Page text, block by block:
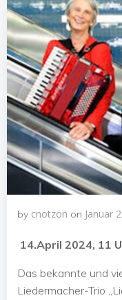
by cnotzon on Januar
14.April 2024, 11
Das bekannte und
Liedermacher-Trio